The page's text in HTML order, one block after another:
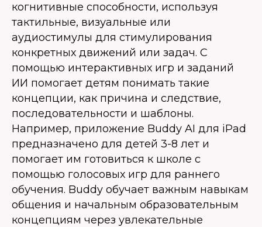
когнитивные способности, используя
тактильные, визуальные или
аудиостимулы для стимулирования
конкретных движений или задач. С
помощью интерактивных игр и заданий
ИИ помогает детям понимать такие
концепции, как причина и следствие,
последовательности и шаблоны.
Например, приложение Buddy AI для iPad
предназначено для детей 3-8 лет и
помогает им готовиться к школе с
помощью голосовых игр для раннего
обучения. Buddy обучает важным навыкам
общения и начальным образовательным
концепциям через увлекательные